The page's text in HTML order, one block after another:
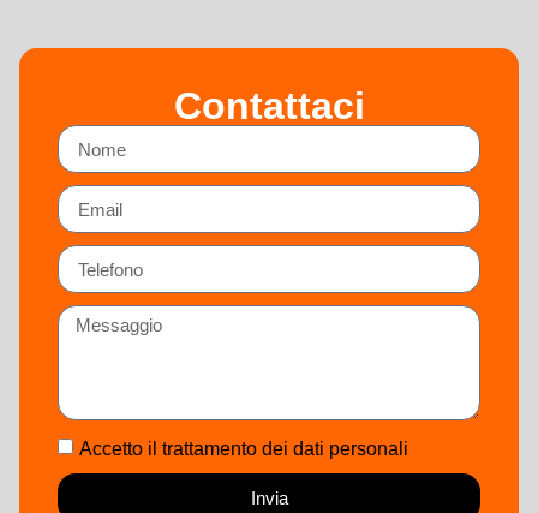
Contattaci
Accetto il trattamento dei dati personali
Invia